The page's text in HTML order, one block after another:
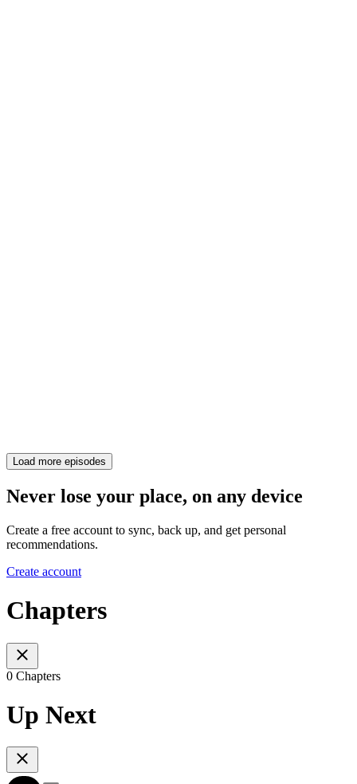
Load more episodes
Never lose your place, on any device
Create a free account to sync, back up, and get personal
recommendations.
Create account
Chapters
0 Chapters
Up Next